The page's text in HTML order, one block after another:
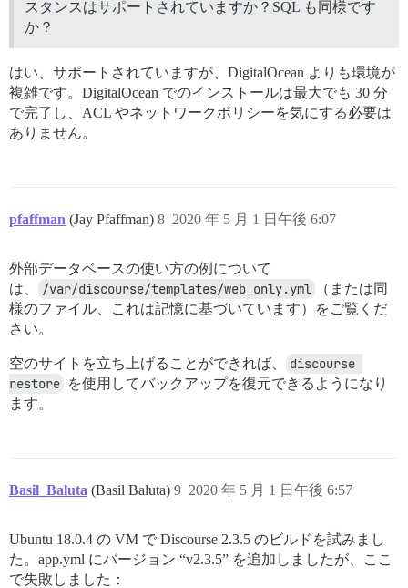
スタンスはサポートされていますか？SQL も同様です
か？
はい、サポートされていますが、DigitalOcean よりも環境が
複雑です。DigitalOcean でのインストールは最大でも 30 分
で完了し、ACL やネットワークポリシーを気にする必要は
ありません。
pfaffman (Jay Pfaffman) 2020 年 5 月 1 日午後 6:07
8
外部データベースの使い方の例について
は、
/var/discourse/templates/web_only.yml
（または同
様のファイル、これは記憶に基づいています）をご覧くだ
さい。
空のサイトを立ち上げることができれば、
discourse
restore を使用してバックアップを復元できるようになり
ます。
Basil_Baluta (Basil Baluta) 2020 年 5 月 1 日午後 6:57
9
Ubuntu 18.0.4 の VM で Discourse 2.3.5 のビルドを試みまし
た。app.yml にバージョン “v2.3.5” を追加しましたが、ここ
で失敗しました：